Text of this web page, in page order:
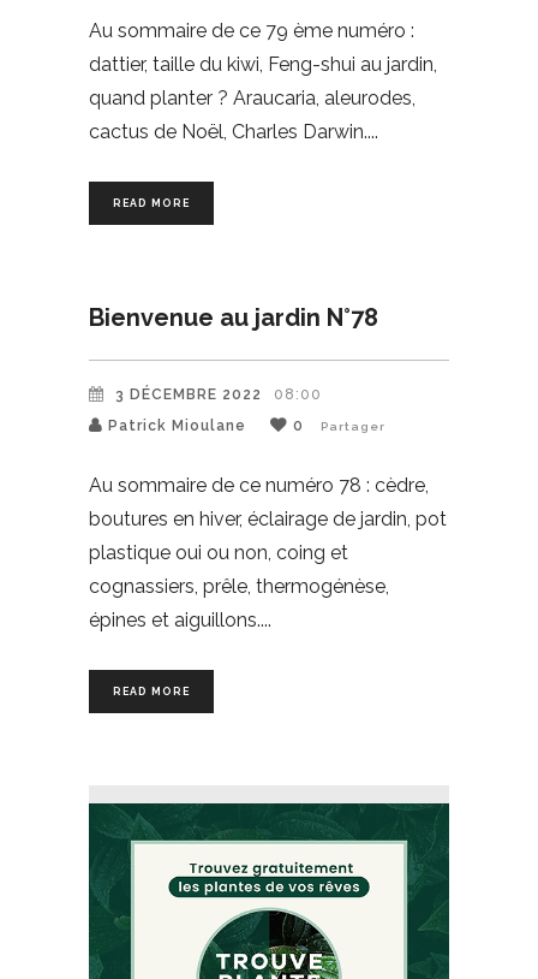
Au sommaire de ce 79 ème numéro :
dattier, taille du kiwi, Feng-shui au jardin,
quand planter ? Araucaria, aleurodes,
cactus de Noël, Charles Darwin.
READ MORE
Bienvenue au jardin N°78
3 DÉCEMBRE 2022
08:00
Patrick Mioulane
0 Partager
Au sommaire de ce numéro 78 : cèdre,
boutures en hiver, éclairage de jardin, pot
plastique oui ou non, coing et
cognassiers, prêle, thermogénèse,
épines et aiguillons.
READ MORE